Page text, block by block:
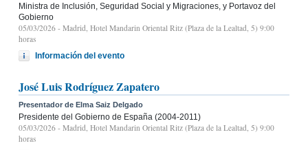
Ministra de Inclusión, Seguridad Social y Migraciones, y Portavoz del
Gobierno
05/03/2026 - Madrid, Hotel Mandarin Oriental Ritz (Plaza de la Lealtad, 5) 9:00
horas
Información del evento
José Luis Rodríguez Zapatero
Presentador de Elma Saiz Delgado
Presidente del Gobierno de España (2004-2011)
05/03/2026 - Madrid, Hotel Mandarin Oriental Ritz (Plaza de la Lealtad, 5) 9:00
horas